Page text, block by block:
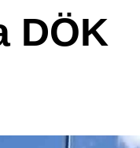
DÖK